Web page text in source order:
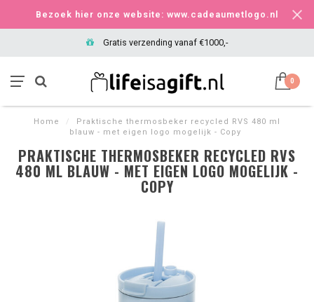
Bezoek hier onze website: www.cadeaumetlogo.nl
Gratis verzending vanaf €1000,-
0
Home /
Praktische thermosbeker recycled RVS 480 ml
blauw - met eigen logo mogelijk - Copy
PRAKTISCHE THERMOSBEKER RECYCLED RVS
480 ML BLAUW - MET EIGEN LOGO MOGELIJK -
COPY